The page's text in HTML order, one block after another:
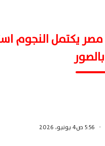
يكتمل النجوم
5:56 ص4 يونيو، 2026